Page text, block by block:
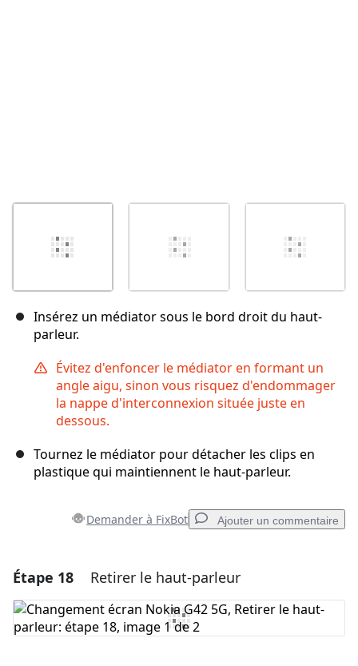
Insérez un médiator sous le bord droit du haut-
parleur.
Évitez d'enfoncer le médiator en formant un
angle aigu, sinon vous risquez d'endommager
la nappe d'interconnexion située juste en
dessous.
Tournez le médiator pour détacher les clips en
plastique qui maintiennent le haut-parleur.
Demander à FixBot Ajouter un commentaire
Ajouter un commentaire
Ajouter un commentaire
Étape 18 Retirer le haut-parleur